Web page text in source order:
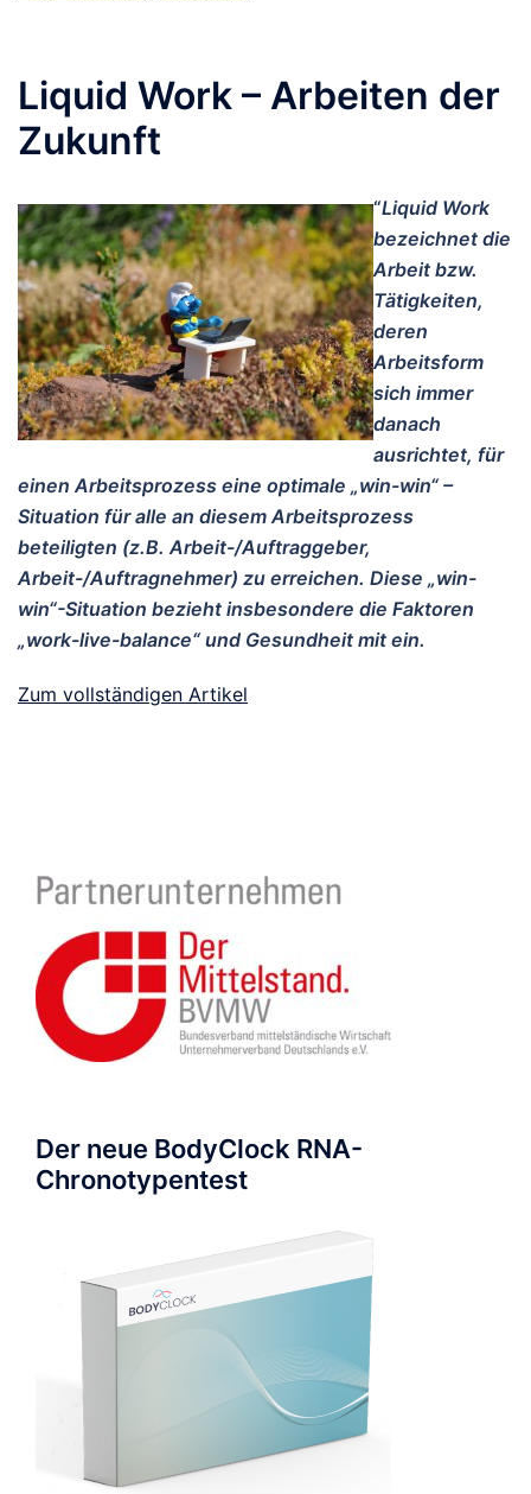
Liquid Work – Arbeiten der
Zukunft
“Liquid Work
bezeichnet die
Arbeit bzw.
Tätigkeiten,
deren
Arbeitsform
sich immer
danach
ausrichtet, für
einen Arbeitsprozess eine optimale „win-win“ –
Situation für alle an diesem Arbeitsprozess
beteiligten (z.B. Arbeit-/Auftraggeber,
Arbeit-/Auftragnehmer) zu erreichen. Diese „win-
win“-Situation bezieht insbesondere die Faktoren
„work-live-balance“ und Gesundheit mit ein.
Zum vollständigen Artikel
Der neue BodyClock RNA-
Chronotypentest